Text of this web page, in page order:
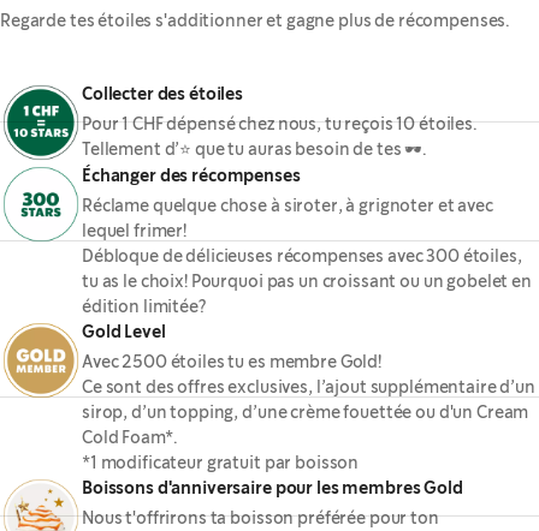
Regarde tes étoiles s'additionner et gagne plus de récompenses.
Collecter des étoiles
Pour 1 CHF dépensé chez nous, tu reçois 10 étoiles.
Tellement d’⭐ que tu auras besoin de tes 🕶.
Échanger des récompenses
Réclame quelque chose à siroter, à grignoter et avec
lequel frimer!
Débloque de délicieuses récompenses avec 300 étoiles,
tu as le choix! Pourquoi pas un croissant ou un gobelet en
édition limitée?
Gold Level
Avec 2500 étoiles tu es membre Gold!
Ce sont des offres exclusives, l’ajout supplémentaire d’un
sirop, d’un topping, d’une crème fouettée ou d'un Cream
Cold Foam*.
*1 modificateur gratuit par boisson
Boissons d'anniversaire pour les membres Gold
Nous t'offrirons ta boisson préférée pour ton